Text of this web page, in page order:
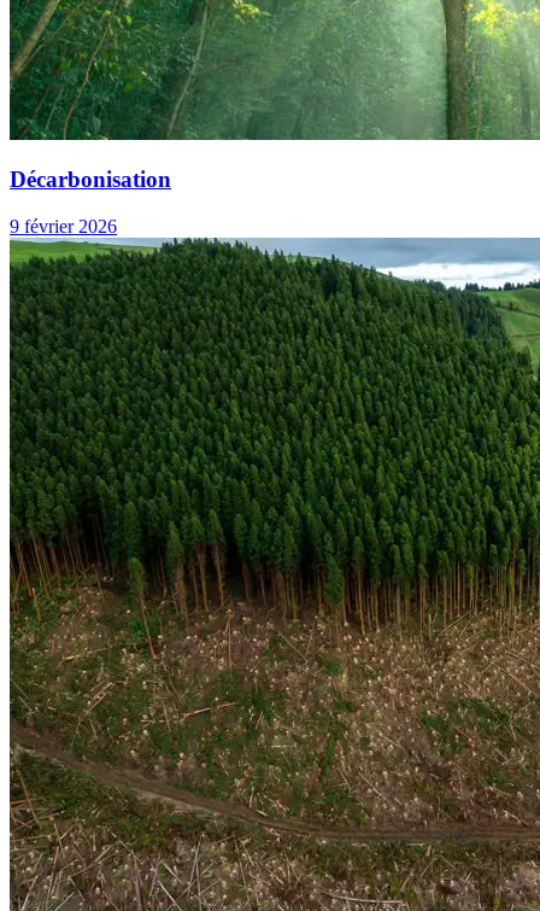
Décarbonisation
9 février 2026